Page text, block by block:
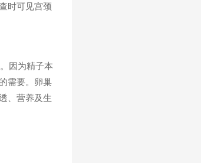
时可见宫颈
因为精子本
需要。卵巢
、营养及生